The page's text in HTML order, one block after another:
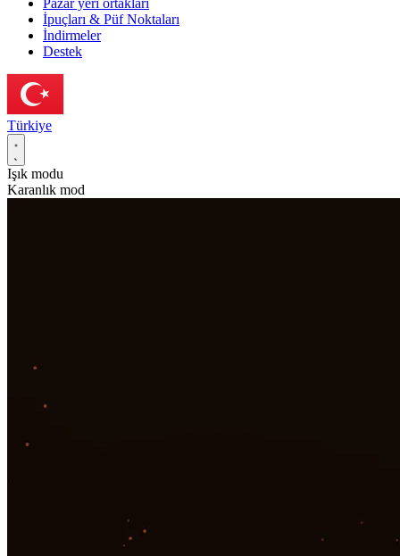
Pazar yeri ortakları
İpuçları & Püf Noktaları
İndirmeler
Destek
Türkiye
Işık modu
Karanlık mod